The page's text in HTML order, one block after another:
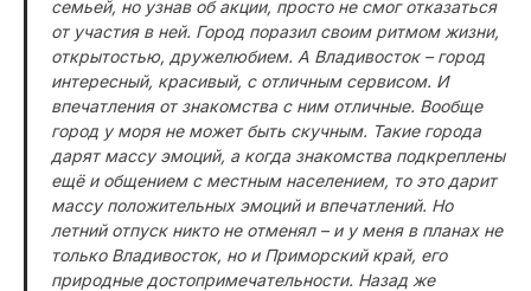
семьей, но узнав об акции, просто не смог отказаться
от участия в ней. Город поразил своим ритмом жизни,
открытостью, дружелюбием. А Владивосток – город
интересный, красивый, с отличным сервисом. И
впечатления от знакомства с ним отличные. Вообще
город у моря не может быть скучным. Такие города
дарят массу эмоций, а когда знакомства подкреплены
ещё и общением с местным населением, то это дарит
массу положительных эмоций и впечатлений. Но
летний отпуск никто не отменял – и у меня в планах не
только Владивосток, но и Приморский край, его
природные достопримечательности. Назад же